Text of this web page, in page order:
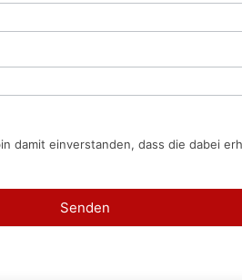
damit einverstanden, dass die dabei
Senden